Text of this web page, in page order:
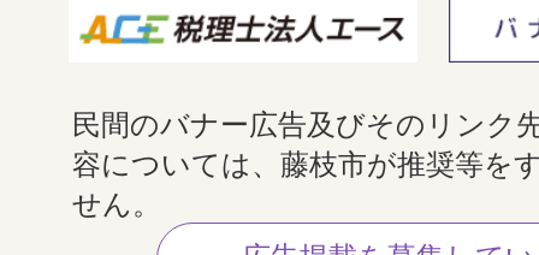
民間のバナー広告及びそのリンク
容については、藤枝市が推奨等を
せん。